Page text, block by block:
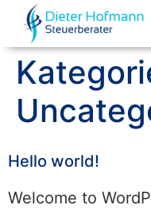
springen
Hello world!
Welcome to